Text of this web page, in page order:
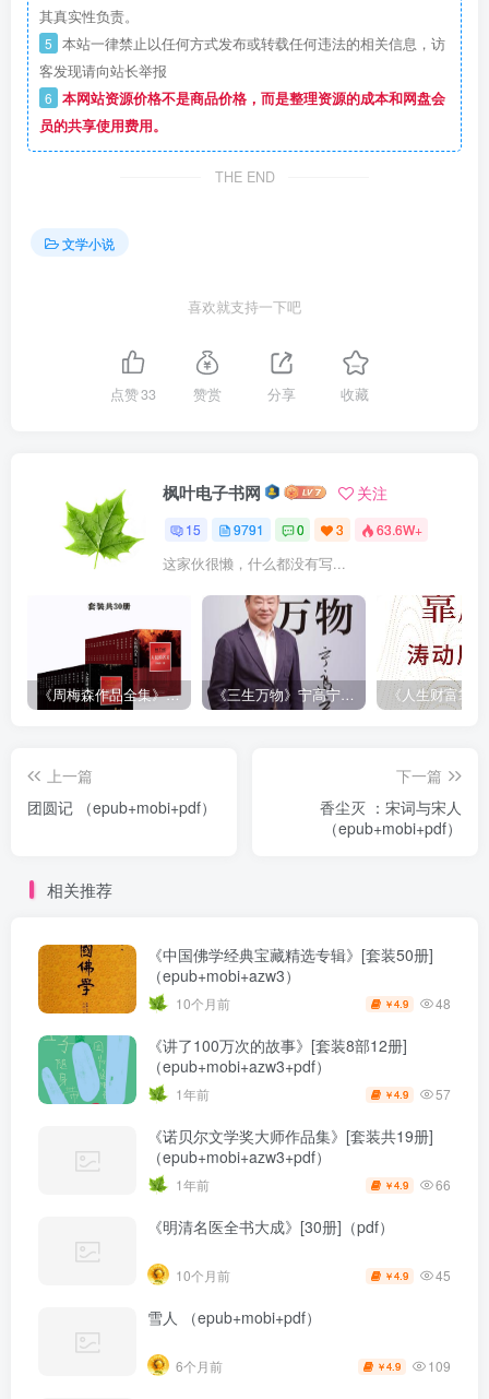
其真实性负责。
5 本站一律禁止以任何方式发布或转载任何违法的相关信息，访
客发现请向站长举报
6 本网站资源价格不是商品价格，而是整理资源的成本和网盘会
员的共享使用费用。
THE END
文学小说
喜欢就支持一下吧
点赞33 赞赏 分享 收藏
枫叶电子书网 关注
15 9791 0 3 63.6W+
这家伙很懒，什么都没有写...
《周梅森作品全集》[共30册] 《三生万物》宁高宁（epub+mobi+azw3+pdf）
上一篇
团圆记 （epub+mobi+pdf）
下一篇
香尘灭 ：宋词与宋人
（epub+mobi+pdf）
相关推荐
《中国佛学经典宝藏精选专辑》[套装50册]
（epub+mobi+azw3）
10个月前 ￥4.9 48
《讲了100万次的故事》[套装8部12册]
（epub+mobi+azw3+pdf）
1年前 ￥4.9 57
《诺贝尔文学奖大师作品集》[套装共19册]
（epub+mobi+azw3+pdf）
1年前 ￥4.9 66
《明清名医全书大成》[30册]（pdf）
10个月前 ￥4.9 45
雪人 （epub+mobi+pdf）
6个月前 ￥4.9 109